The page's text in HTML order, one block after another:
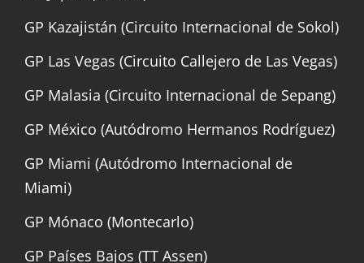
GP Kazajistán (Circuito Internacional de Sokol)
GP Las Vegas (Circuito Callejero de Las Vegas)
GP Malasia (Circuito Internacional de Sepang)
GP México (Autódromo Hermanos Rodríguez)
GP Miami (Autódromo Internacional de
Miami)
GP Mónaco (Montecarlo)
GP Países Bajos (TT Assen)